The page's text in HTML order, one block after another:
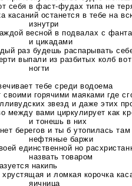
себя вфаст-фудах типа не
касаний останется в тебе на
изнутри
весной в подвалах с
и цикадами
раз будешь распарывать
выпали из разбитых колб
ногти
тебе среди водоема
своими горячими маяками где
звезд и даже этих
между вами циркулирует как
и тонешь в них
берегов и ты б утопилась
нефтяные баржи
единственной но
назвать товаром
накипь
и ломкая корочка
яичница